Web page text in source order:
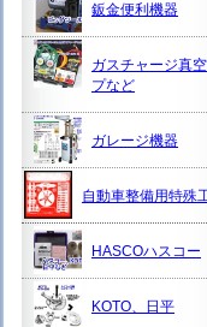
鈑金便利機器
ガスチャージ真
プなど
ガレージ機器
自動車整備用特殊
HASCOハスコー
KOTO、日平